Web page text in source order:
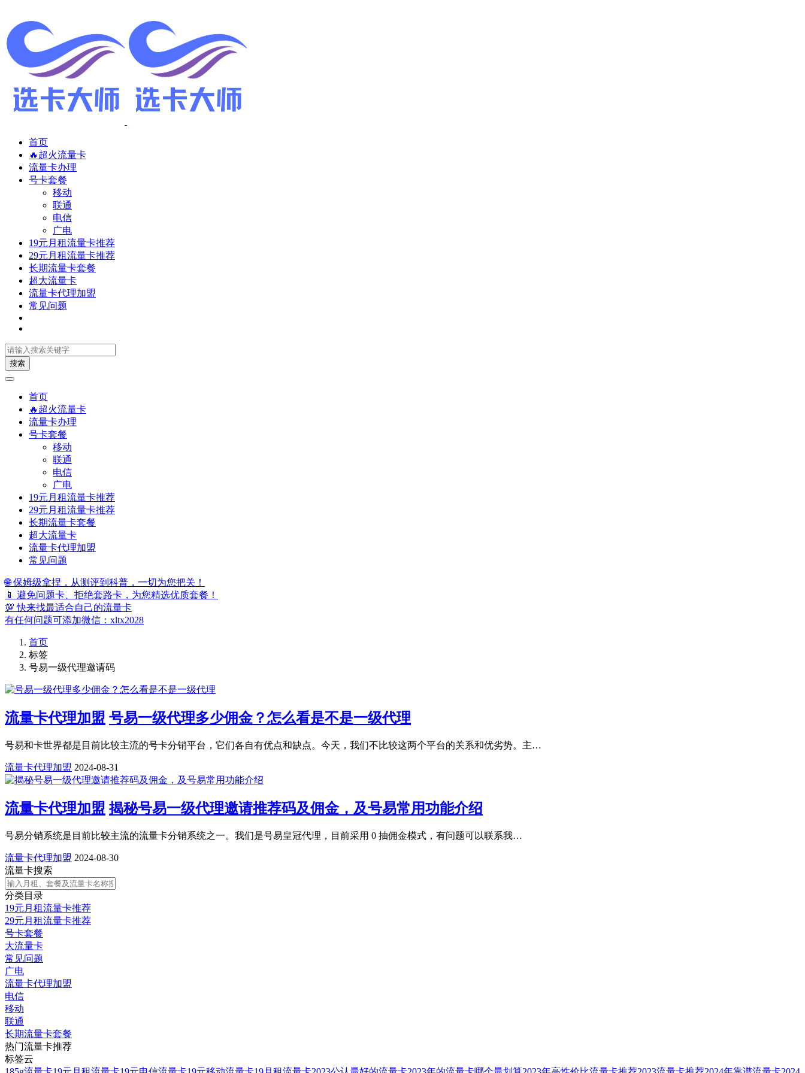
首页
🔥超火流量卡
流量卡办理
号卡套餐
移动
联通
电信
广电
19元月租流量卡推荐
29元月租流量卡推荐
长期流量卡套餐
超大流量卡
流量卡代理加盟
常见问题
搜索
首页
🔥超火流量卡
流量卡办理
号卡套餐
移动
联通
电信
广电
19元月租流量卡推荐
29元月租流量卡推荐
长期流量卡套餐
超大流量卡
流量卡代理加盟
常见问题
🌐 保姆级拿捏，从测评到科普，一切为您把关！
📱 避免问题卡、拒绝套路卡，为您精选优质套餐！
💯 快来找最适合自己的流量卡
有任何问题可添加微信：xltx2028
首页
标签
号易一级代理邀请码
流量卡代理加盟 号易一级代理多少佣金？怎么看是不是一级代理
号易和卡世界都是目前比较主流的号卡分销平台，它们各自有优点和缺点。今天，我们不比较这两个平台的关系和优劣势。主…
流量卡代理加盟 2024-08-31
流量卡代理加盟 揭秘号易一级代理邀请推荐码及佣金，及号易常用功能介绍
号易分销系统是目前比较主流的流量卡分销系统之一。我们是号易皇冠代理，目前采用 0 抽佣金模式，有问题可以联系我…
流量卡代理加盟 2024-08-30
流量卡搜索
分类目录
19元月租流量卡推荐
29元月租流量卡推荐
号卡套餐
大流量卡
常见问题
广电
流量卡代理加盟
电信
移动
联通
长期流量卡套餐
热门流量卡推荐
标签云